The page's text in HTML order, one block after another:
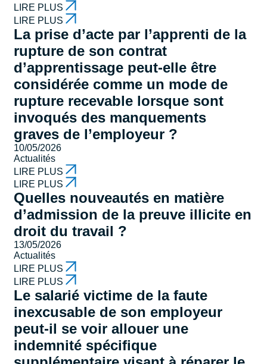
LIRE PLUS
LIRE PLUS
La prise d’acte par l’apprenti de la
rupture de son contrat
d’apprentissage peut-elle être
considérée comme un mode de
rupture recevable lorsque sont
invoqués des manquements
graves de l’employeur ?
10/05/2026
Actualités
LIRE PLUS
LIRE PLUS
Quelles nouveautés en matière
d’admission de la preuve illicite en
droit du travail ?
13/05/2026
Actualités
LIRE PLUS
LIRE PLUS
Le salarié victime de la faute
inexcusable de son employeur
peut-il se voir allouer une
indemnité spécifique